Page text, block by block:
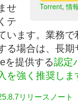
Torrent,情
せ
テ
います。業務で
る場合は、長期
を提供する認定
を強く推奨しま
リリースノート